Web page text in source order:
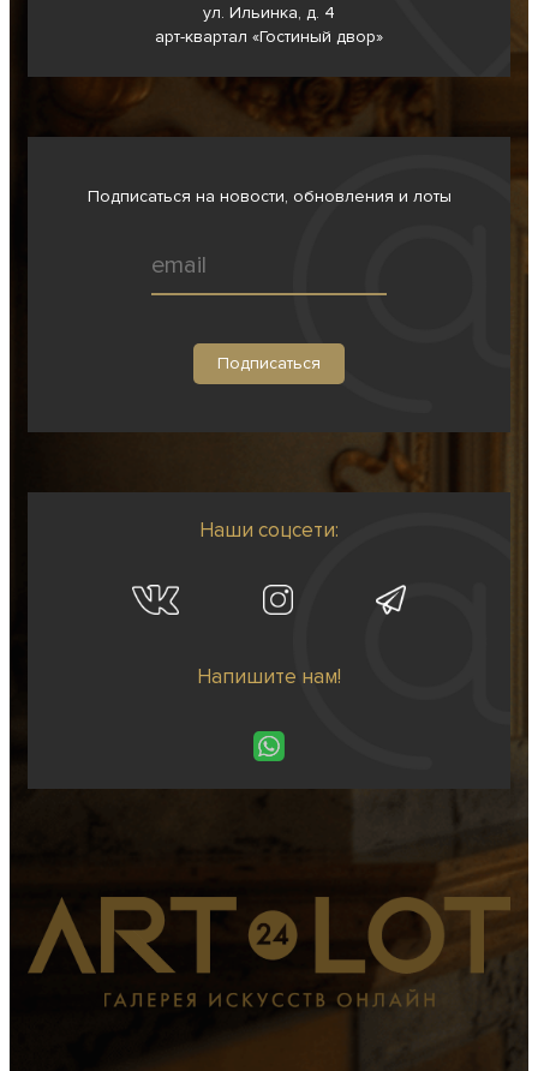
ул. Ильинка, д. 4
арт-квартал «Гостиный двор»
Подписаться на новости, обновления и лоты
Наши соцсети:
Напишите нам!